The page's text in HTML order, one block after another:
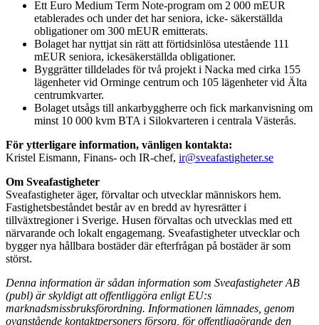
Ett Euro Medium Term Note-program om 2 000 mEUR
etablerades och under det har seniora, icke- säkerställda
obligationer om 300 mEUR emitterats.
Bolaget har nyttjat sin rätt att förtidsinlösa utestående 111
mEUR seniora, ickesäkerställda obligationer.
Byggrätter tilldelades för två projekt i Nacka med cirka 155
lägenheter vid Orminge centrum och 105 lägenheter vid Älta
centrumkvarter.
Bolaget utsågs till ankarbyggherre och fick markanvisning om
minst 10 000 kvm BTA i Silokvarteren i centrala Västerås.
För ytterligare information, vänligen kontakta:
Kristel Eismann, Finans- och IR-chef, ir@sveafastigheter.se
Om Sveafastigheter
Sveafastigheter äger, förvaltar och utvecklar människors hem.
Fastighetsbeståndet består av en bredd av hyresrätter i
tillväxtregioner i Sverige. Husen förvaltas och utvecklas med ett
närvarande och lokalt engagemang. Sveafastigheter utvecklar och
bygger nya hållbara bostäder där efterfrågan på bostäder är som
störst.
Denna information är sådan information som Sveafastigheter AB
(publ) är skyldigt att offentliggöra enligt EU:s
marknadsmissbruksförordning. Informationen lämnades, genom
ovanstående kontaktpersoners försorg, för offentliggörande den